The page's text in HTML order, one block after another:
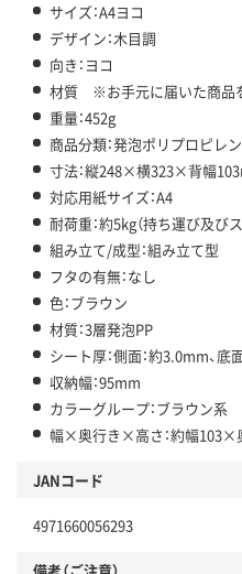
サイズ：A4ヨコ
デザイン：木目調
向き：ヨコ
材質 ※お手元に届いた商品
重量：452g
商品分類：発泡ポリプロピレン
寸法：縦248×横323×背幅
対応用紙サイズ：A4
耐荷重：約5kg（持ち運び及び
組み立て/成型：組み立て型
フタの有無：なし
色：ブラウン
材質：3層発泡PP
シート厚：側面：約3.0mm、底
収納幅：95mm
カラーグループ：ブラウン系
幅×奥行き×高さ：約幅
JANコード
4971660056293